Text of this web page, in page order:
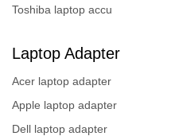
Toshiba laptop accu
Laptop Adapter
Acer laptop adapter
Apple laptop adapter
Dell laptop adapter